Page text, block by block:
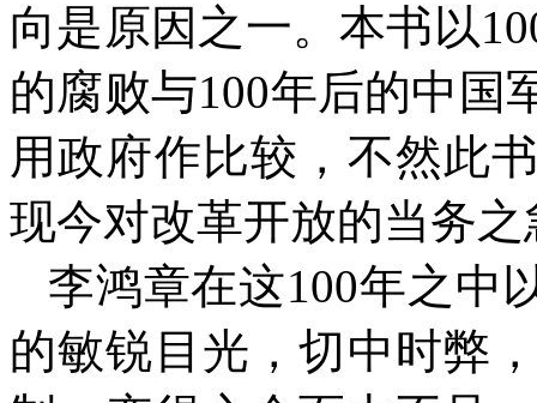
向是原因之一。本书以
的腐败与100年后的中国
用政府作比较，不然此
现今对改革开放的当务
李鸿章在这100年之中
的敏锐目光，切中时弊